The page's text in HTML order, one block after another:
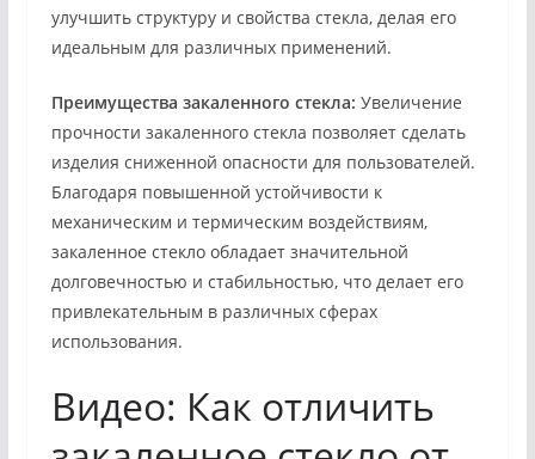
улучшить структуру и свойства стекла, делая его
идеальным для различных применений.
Преимущества закаленного стекла: Увеличение
прочности закаленного стекла позволяет сделать
изделия сниженной опасности для пользователей.
Благодаря повышенной устойчивости к
механическим и термическим воздействиям,
закаленное стекло обладает значительной
долговечностью и стабильностью, что делает его
привлекательным в различных сферах
использования.
Видео: Как отличить